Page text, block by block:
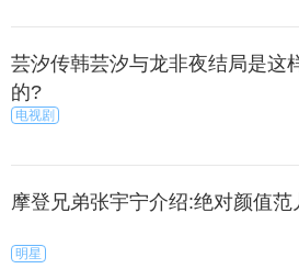
芸汐传韩芸汐与龙非夜结局是这
的?
电视剧
摩登兄弟张宇宁介绍:绝对颜值范
明星